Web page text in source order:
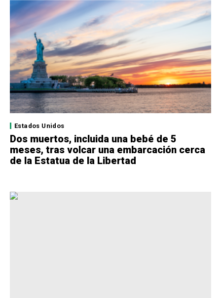
Estados Unidos
Dos muertos, incluida una bebé de 5
meses, tras volcar una embarcación cerca
de la Estatua de la Libertad